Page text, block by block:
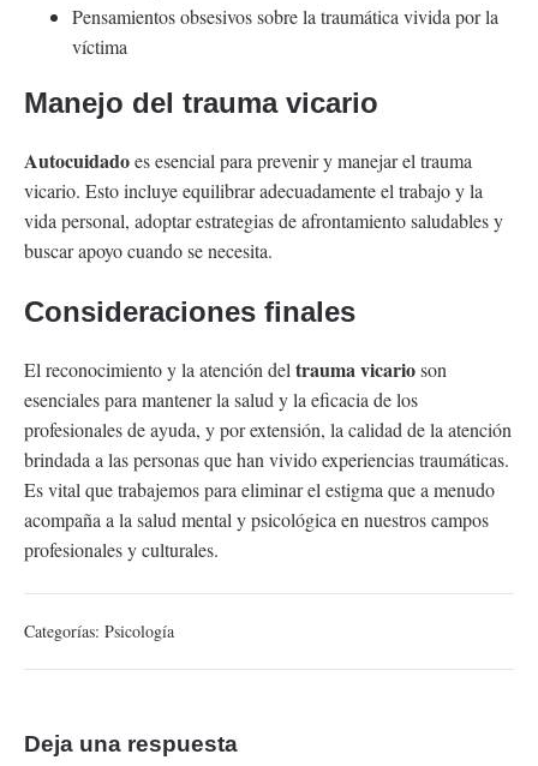
Pensamientos obsesivos sobre la traumática vivida por la
víctima
Manejo del trauma vicario
Autocuidadoes esencial para prevenir y manejar el trauma
vicario. Esto incluye equilibrar adecuadamente el trabajo y la
vida personal, adoptar estrategias de afrontamiento saludables y
buscar apoyo cuando se necesita.
Consideraciones finales
El reconocimiento y la atención del trauma vicarioson
esenciales para mantener la salud y la eficacia de los
profesionales de ayuda, y por extensión, la calidad de la atención
brindada a las personas que han vivido experiencias traumáticas.
Es vital que trabajemos para eliminar el estigma que a menudo
acompaña a la salud mental y psicológica en nuestros campos
profesionales y culturales.
Categorías: Psicología
Deja una respuesta